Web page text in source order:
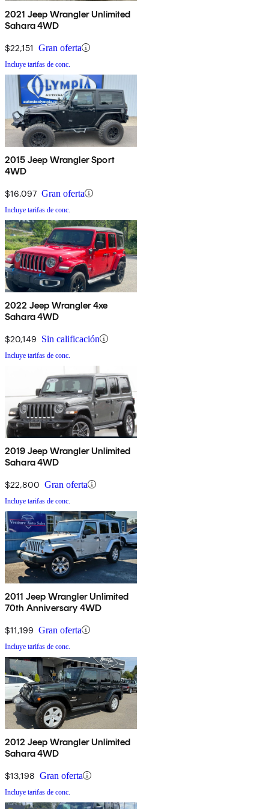
2021 Jeep Wrangler Unlimited
Sahara 4WD
$22,151 Gran oferta
Incluye tarifas de conc.
2015 Jeep Wrangler Sport
4WD
$16,097 Gran oferta
Incluye tarifas de conc.
2022 Jeep Wrangler 4xe
Sahara 4WD
$20,149 Sin calificación
Incluye tarifas de conc.
2019 Jeep Wrangler Unlimited
Sahara 4WD
$22,800 Gran oferta
Incluye tarifas de conc.
2011 Jeep Wrangler Unlimited
70th Anniversary 4WD
$11,199 Gran oferta
Incluye tarifas de conc.
2012 Jeep Wrangler Unlimited
Sahara 4WD
$13,198 Gran oferta
Incluye tarifas de conc.